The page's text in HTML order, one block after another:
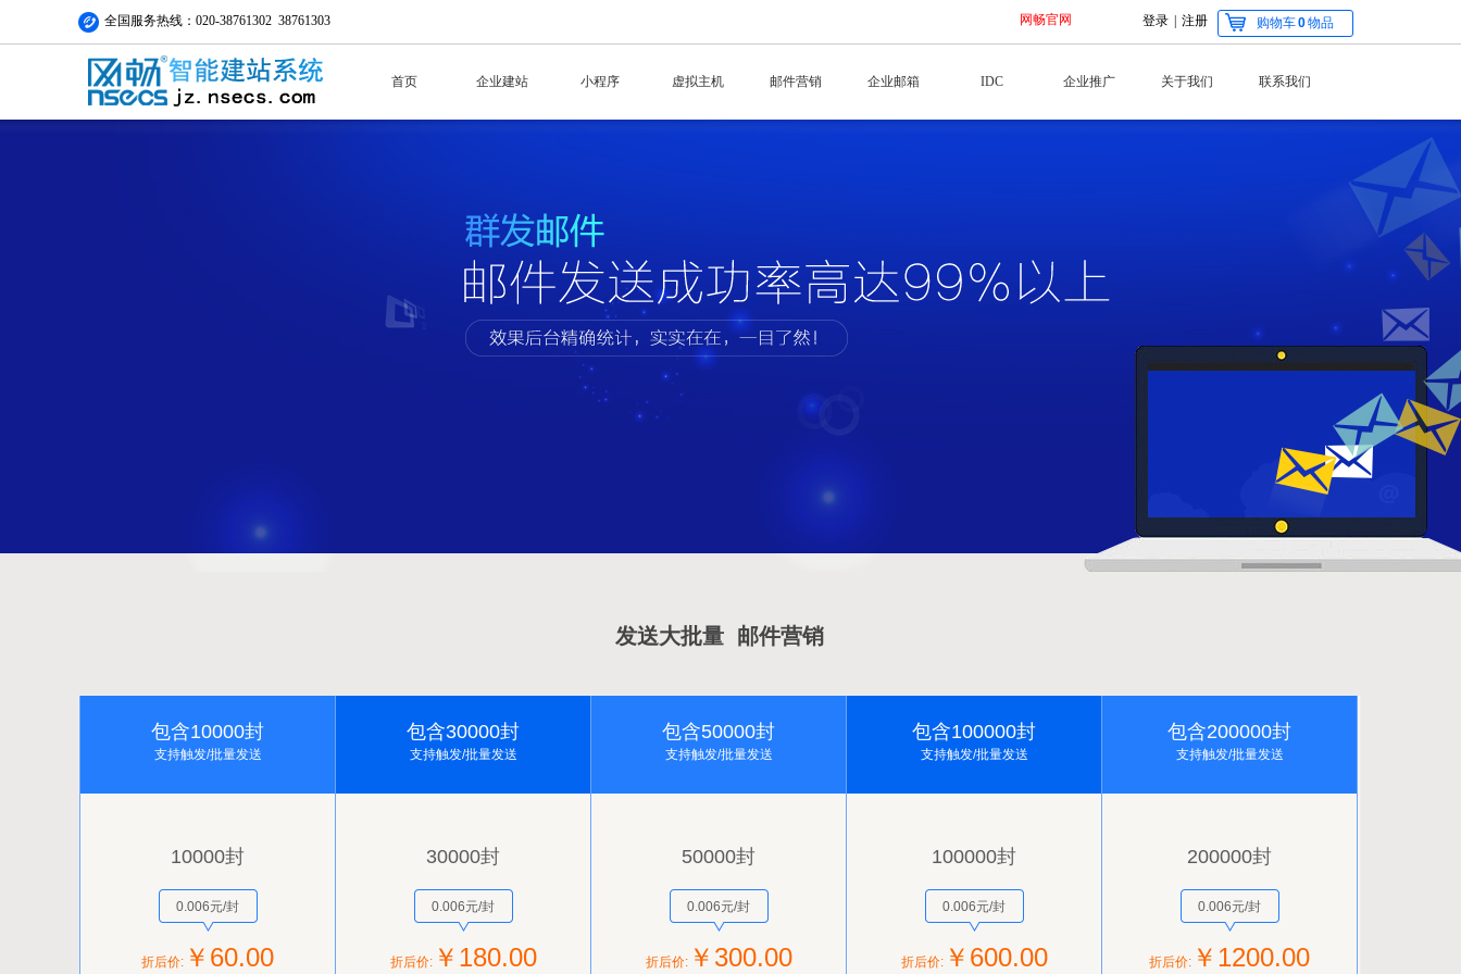
全国服务热线：020-38761302 38761303 登录 注册 购物车0物品
网畅官网
首页 企业建站 小程序 虚拟主机 邮件营销 企业邮箱 IDC 企业推广 关于我们 联系我们
包含10000封
支持触发/批量发送
10000封
0.006元/封
折后价: ￥60.00
包含30000封
支持触发/批量发送
30000封
0.006元/封
折后价:￥180.00
包含50000封
支持触发/批量发送
50000封
0.006元/封
折后价:￥300.00
包含100000封
支持触发/批量发送
100000封
0.006元/封
折后价:￥600.00
包含200000封
支持触发/批量发送
200000封
0.006元/封
折后价: ￥1200.00
发送大批量 邮件营销